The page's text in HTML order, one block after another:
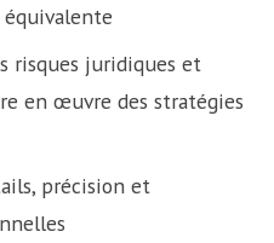
risques juridiques et
en œuvre des stratégies
précision et